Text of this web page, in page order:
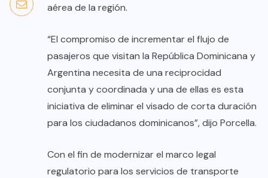
aérea de la región.
“El compromiso de incrementar el flujo de
pasajeros que visitan la República Dominicana y
Argentina necesita de una reciprocidad
conjunta y coordinada y una de ellas es esta
iniciativa de eliminar el visado de corta duración
para los ciudadanos dominicanos”, dijo Porcella.
Con el fin de modernizar el marco legal
regulatorio para los servicios de transporte